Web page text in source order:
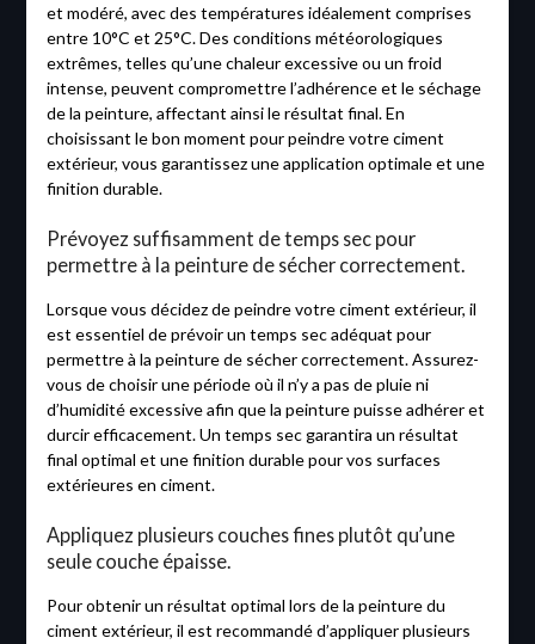
et modéré, avec des températures idéalement comprises
entre 10°C et 25°C. Des conditions météorologiques
extrêmes, telles qu’une chaleur excessive ou un froid
intense, peuvent compromettre l’adhérence et le séchage
de la peinture, affectant ainsi le résultat final. En
choisissant le bon moment pour peindre votre ciment
extérieur, vous garantissez une application optimale et une
finition durable.
Prévoyez suffisamment de temps sec pour
permettre à la peinture de sécher correctement.
Lorsque vous décidez de peindre votre ciment extérieur, il
est essentiel de prévoir un temps sec adéquat pour
permettre à la peinture de sécher correctement. Assurez-
vous de choisir une période où il n’y a pas de pluie ni
d’humidité excessive afin que la peinture puisse adhérer et
durcir efficacement. Un temps sec garantira un résultat
final optimal et une finition durable pour vos surfaces
extérieures en ciment.
Appliquez plusieurs couches fines plutôt qu’une
seule couche épaisse.
Pour obtenir un résultat optimal lors de la peinture du
ciment extérieur, il est recommandé d’appliquer plusieurs